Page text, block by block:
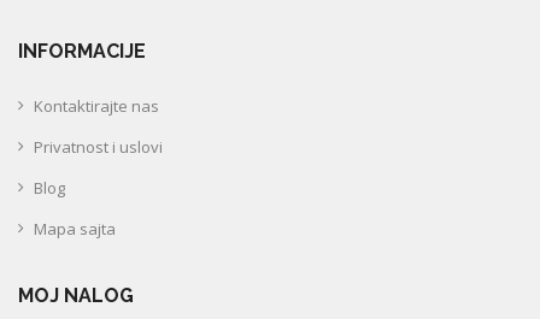
INFORMACIJE
Kontaktirajte nas
Privatnost i uslovi
Blog
Mapa sajta
MOJ NALOG